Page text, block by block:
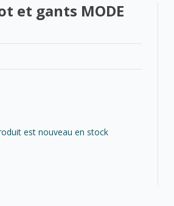
et gants MODE
est nouveau en stock